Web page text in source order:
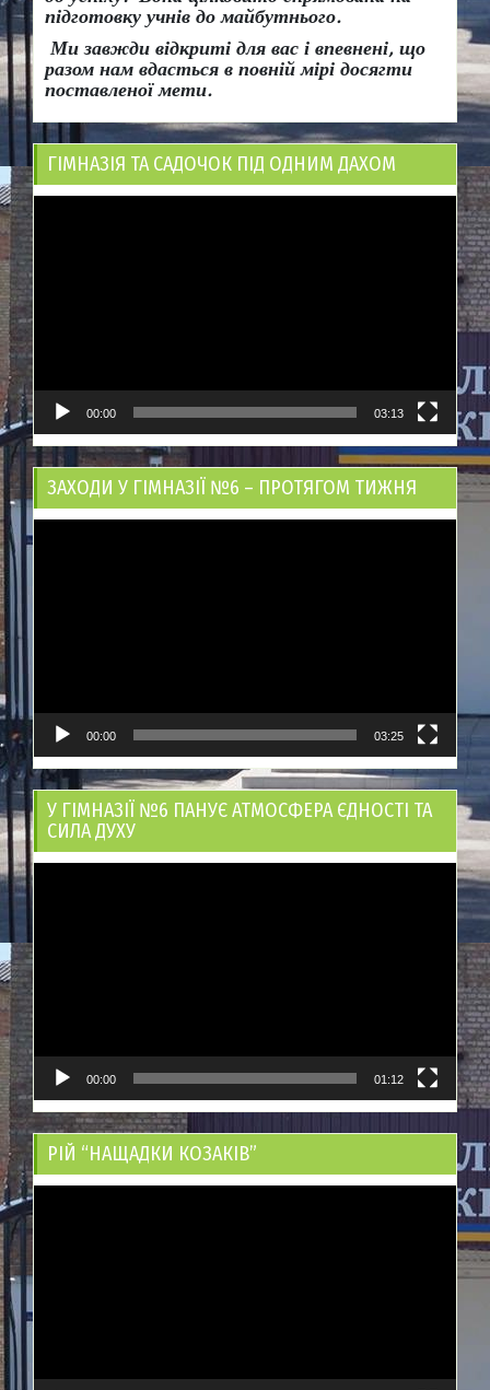
підготовку учнів до майбутнього.
Ми завжди відкриті для вас і впевнені, що
разом нам вдасться в повній мірі досягти
поставленої мети.
ГІМНАЗІЯ ТА САДОЧОК ПІД ОДНИМ ДАХОМ
00:00 03:13
ЗАХОДИ У ГІМНАЗІЇ №6 – ПРОТЯГОМ ТИЖНЯ
00:00 03:25
У ГІМНАЗІЇ №6 ПАНУЄ АТМОСФЕРА ЄДНОСТІ ТА
СИЛА ДУХУ
00:00 01:12
РІЙ “НАЩАДКИ КОЗАКІВ”